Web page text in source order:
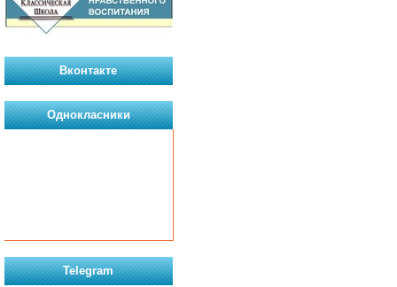
Вконтакте
Однокласники
Telegram